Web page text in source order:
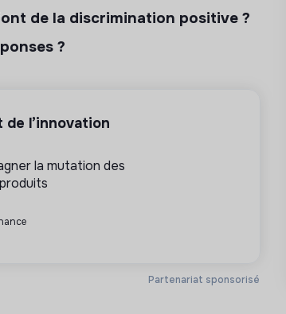
de la discrimination positive ?
?
Partenariat sponsorisé
de l’innovation
la mutation des